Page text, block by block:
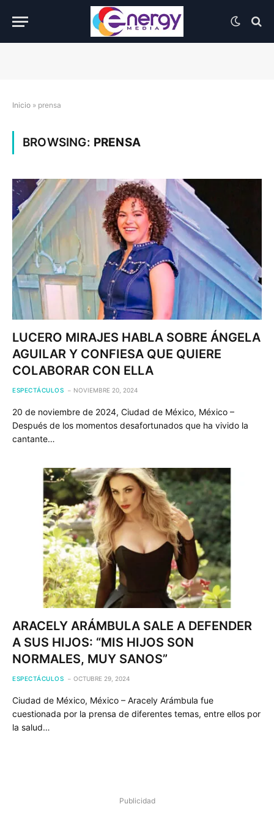
Inicio » prensa
BROWSING: PRENSA
LUCERO MIRAJES HABLA SOBRE ÁNGELA
AGUILAR Y CONFIESA QUE QUIERE
COLABORAR CON ELLA
ESPECTÁCULOS NOVIEMBRE 20, 2024
20 de noviembre de 2024, Ciudad de México, México –
Después de los momentos desafortunados que ha vivido la
cantante…
ARACELY ARÁMBULA SALE A DEFENDER
A SUS HIJOS: “MIS HIJOS SON
NORMALES, MUY SANOS”
ESPECTÁCULOS OCTUBRE 29, 2024
Ciudad de México, México – Aracely Arámbula fue
cuestionada por la prensa de diferentes temas, entre ellos por
la salud…
Publicidad